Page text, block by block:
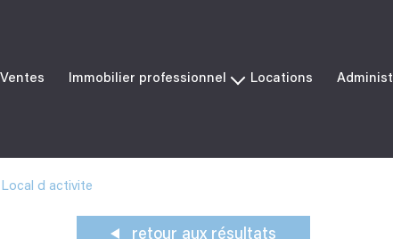
Ventes Immobilier professionnel Locations
Local d activite
retour aux résultats